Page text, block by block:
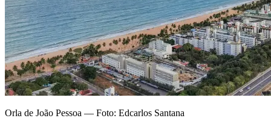
Orla de João Pessoa — Foto: Edcarlos Santana